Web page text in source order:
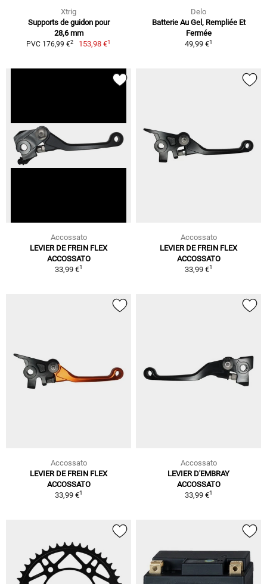
Xtrig
Supports de guidon pour
28,6 mm
PVC 176,99 €2 153,98 €1
Delo
Batterie Au Gel, Rempliée Et
Fermée
49,99 €1
Accossato
LEVIER DE FREIN FLEX
ACCOSSATO
33,99 €1
Accossato
LEVIER DE FREIN FLEX
ACCOSSATO
33,99 €1
Accossato
LEVIER DE FREIN FLEX
ACCOSSATO
33,99 €1
Accossato
LEVIER D'EMBRAY
ACCOSSATO
33,99 €1